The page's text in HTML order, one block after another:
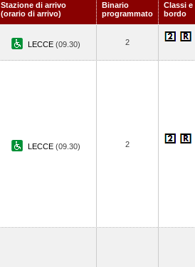
Stazione di arrivo
(orario di arrivo)
Binario
programmato
Classi e
bordo
LECCE (09.30) 2
LECCE (09.30) 2